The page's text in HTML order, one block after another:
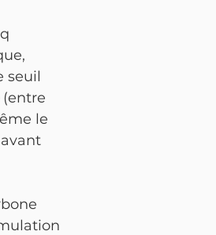
seuil
le